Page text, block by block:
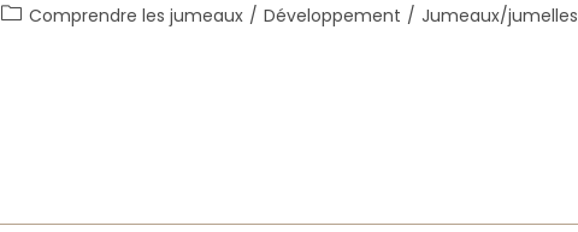
PostComprendre les jumeaux / Développement / Jumeaux/jumelles